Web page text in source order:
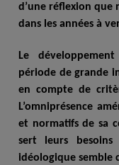
d’une réflexion
dans les années à
Le
période de grande
en compte de
L’omniprésence
et normatifs de sa
sert leurs
idéologique semble